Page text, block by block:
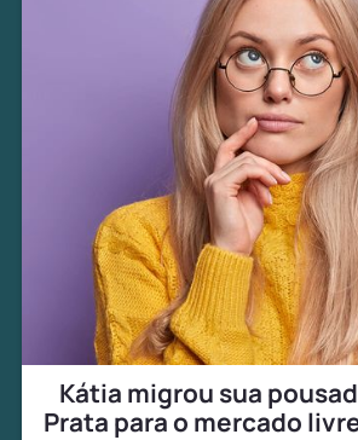
Kátia migrou sua
Prata para o mercado